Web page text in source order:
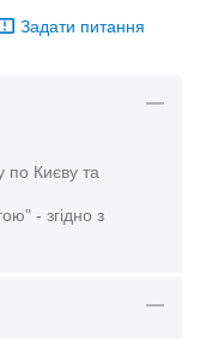
Задати питання
Києву та
- згідно з